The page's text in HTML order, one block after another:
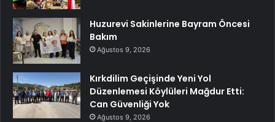
Huzurevi Sakinlerine Bayram Öncesi
Bakım
Ağustos 9, 2026
Kırkdilim Geçişinde Yeni Yol
Düzenlemesi Köylüleri Mağdur Etti:
Can Güvenliği Yok
Ağustos 9, 2026